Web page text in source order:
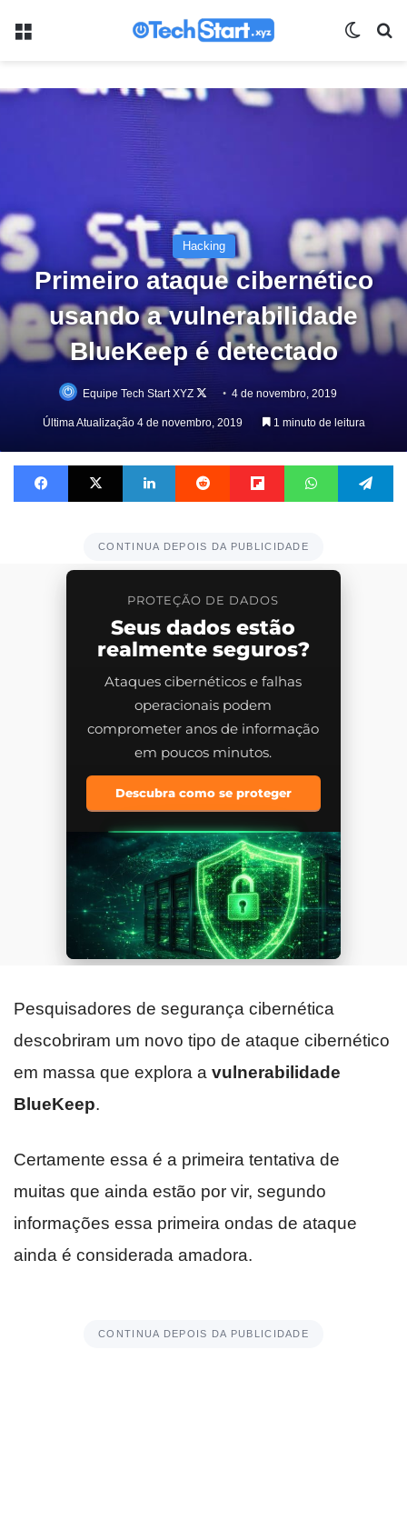
Menu
Hacking
Primeiro ataque cibernético
usando a vulnerabilidade
BlueKeep é detectado
Equipe Tech Start XYZ
Follow4 de novembro, 2019
Última Atualização 4 de novembro, 2019 1 minuto de leitura
Facebook X Linkedin Reddit Flipboard WhatsApp
CONTINUA DEPOIS DA PUBLICIDADE
PROTEÇÃO DE DADOS
Seus dados estão
realmente seguros?
Ataques cibernéticos e falhas
operacionais podem
comprometer anos de informação
em poucos minutos.
Descubra como se proteger
Pesquisadores de segurança cibernética
descobriram um novo tipo de ataque cibernético
em massa que explora a vulnerabilidade
BlueKeep.
Certamente essa é a primeira tentativa de
muitas que ainda estão por vir, segundo
informações essa primeira ondas de ataque
ainda é considerada amadora.
CONTINUA DEPOIS DA PUBLICIDADE